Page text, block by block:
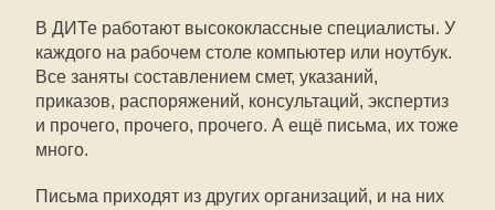
В ДИТе работают высококлассные специалисты. У
каждого на рабочем столе компьютер или ноутбук.
Все заняты составлением смет, указаний,
приказов, распоряжений, консультаций, экспертиз
и прочего, прочего, прочего. А ещё письма, их тоже
много.
Письма приходят из других организаций, и на них